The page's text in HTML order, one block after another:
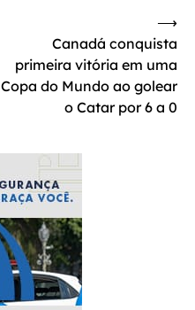
Canadá conquista
primeira vitória em uma
Copa do Mundo ao golear
o Catar por 6 a 0
⟶